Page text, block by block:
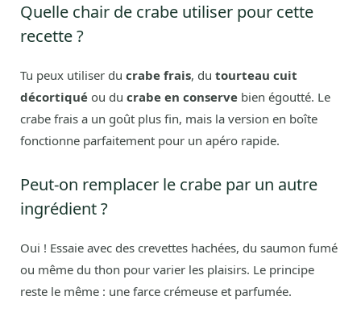
Quelle chair de crabe utiliser pour cette
recette ?
Tu peux utiliser du crabe frais, du tourteau cuit
décortiqué ou du crabe en conserve bien égoutté. Le
crabe frais a un goût plus fin, mais la version en boîte
fonctionne parfaitement pour un apéro rapide.
Peut-on remplacer le crabe par un autre
ingrédient ?
Oui ! Essaie avec des crevettes hachées, du saumon fumé
ou même du thon pour varier les plaisirs. Le principe
reste le même : une farce crémeuse et parfumée.